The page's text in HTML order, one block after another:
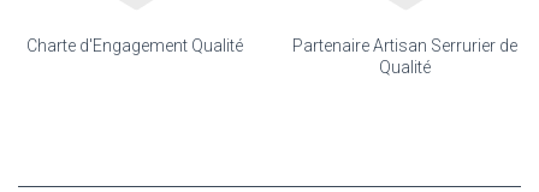
Charte d'Engagement Qualité
Partenaire Artisan Serrurier de
Qualité